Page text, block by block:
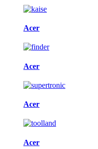
Acer
Acer
Acer
Acer